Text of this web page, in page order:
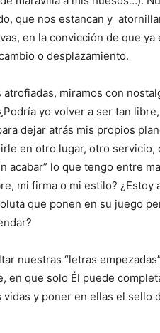
que nos estancan y
en la convicción de que ya
o desplazamiento.
miramos con
yo volver a ser tan
dejar atrás mis propios
en otro lugar, otro servicio,
acabar” lo que tengo entre
mi firma o mi estilo? ¿Estoy
que ponen en su juego
nuestras “letras
en que solo Él puede
y poner en ellas el sello